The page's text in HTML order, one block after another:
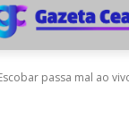
passa mal ao